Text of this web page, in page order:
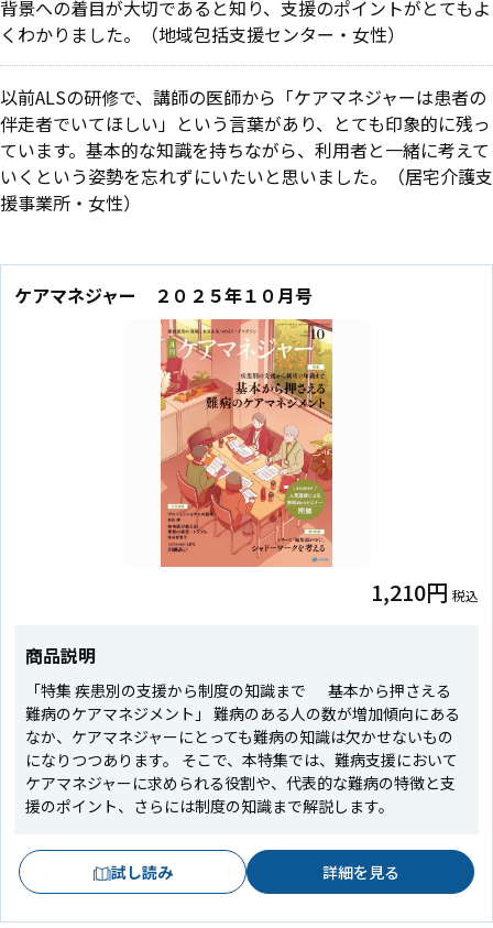
背景への着目が大切であると知り、支援のポイントがとてもよ
くわかりました。（地域包括支援センター・女性）
以前ALSの研修で、講師の医師から「ケアマネジャーは患者の
伴走者でいてほしい」という言葉があり、とても印象的に残っ
ています。基本的な知識を持ちながら、利用者と一緒に考えて
いくという姿勢を忘れずにいたいと思いました。（居宅介護支
援事業所・女性）
ケアマネジャー ２０２５年１０月号
1,210円 税込
商品説明
「特集 疾患別の支援から制度の知識まで 基本から押さえる
難病のケアマネジメント」 難病のある人の数が増加傾向にある
なか、ケアマネジャーにとっても難病の知識は欠かせないもの
になりつつあります。 そこで、本特集では、難病支援において
ケアマネジャーに求められる役割や、代表的な難病の特徴と支
援のポイント、さらには制度の知識まで解説します。
試し読み 詳細を見る